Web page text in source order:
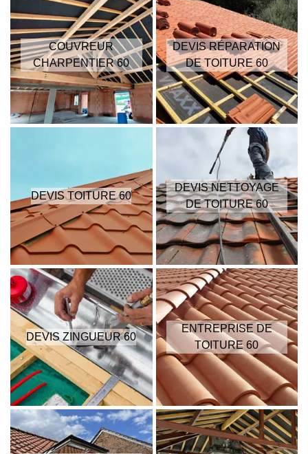
COUVREUR
CHARPENTIER 60
DEVIS RÉPARATION
DE TOITURE 60
DEVIS TOITURE 60
DEVIS NETTOYAGE
DE TOITURE 60
DEVIS ZINGUEUR 60
ENTREPRISE DE
TOITURE 60